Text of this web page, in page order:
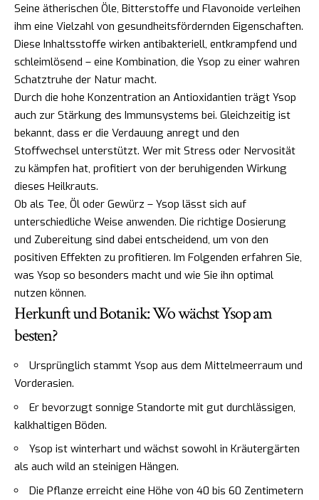
Seine ätherischen Öle, Bitterstoffe und Flavonoide verleihen
ihm eine Vielzahl von gesundheitsfördernden Eigenschaften.
Diese Inhaltsstoffe wirken antibakteriell, entkrampfend und
schleimlösend – eine Kombination, die Ysop zu einer wahren
Schatztruhe der Natur macht.
Durch die hohe Konzentration an Antioxidantien trägt Ysop
auch zur Stärkung des Immunsystems bei. Gleichzeitig ist
bekannt, dass er die Verdauung anregt und den
Stoffwechsel unterstützt. Wer mit Stress oder Nervosität
zu kämpfen hat, profitiert von der beruhigenden Wirkung
dieses Heilkrauts.
Ob als Tee, Öl oder Gewürz – Ysop lässt sich auf
unterschiedliche Weise anwenden. Die richtige Dosierung
und Zubereitung sind dabei entscheidend, um von den
positiven Effekten zu profitieren. Im Folgenden erfahren Sie,
was Ysop so besonders macht und wie Sie ihn optimal
nutzen können.
Herkunft und Botanik: Wo wächst Ysop am
besten?
Ursprünglich stammt Ysop aus dem Mittelmeerraum und
Vorderasien.
Er bevorzugt sonnige Standorte mit gut durchlässigen,
kalkhaltigen Böden.
Ysop ist winterhart und wächst sowohl in Kräutergärten
als auch wild an steinigen Hängen.
Die Pflanze erreicht eine Höhe von 40 bis 60 Zentimetern